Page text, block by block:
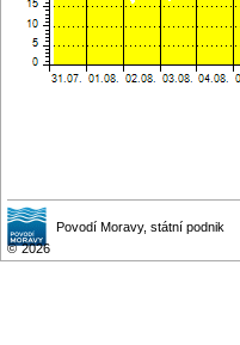
Povodí Moravy, státní podnik
© 2026